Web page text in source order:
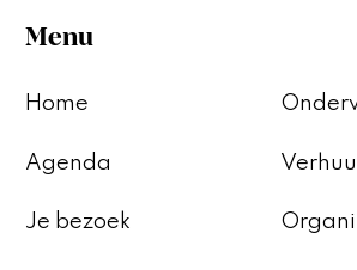
Menu
Home
Agenda
Je bezoek